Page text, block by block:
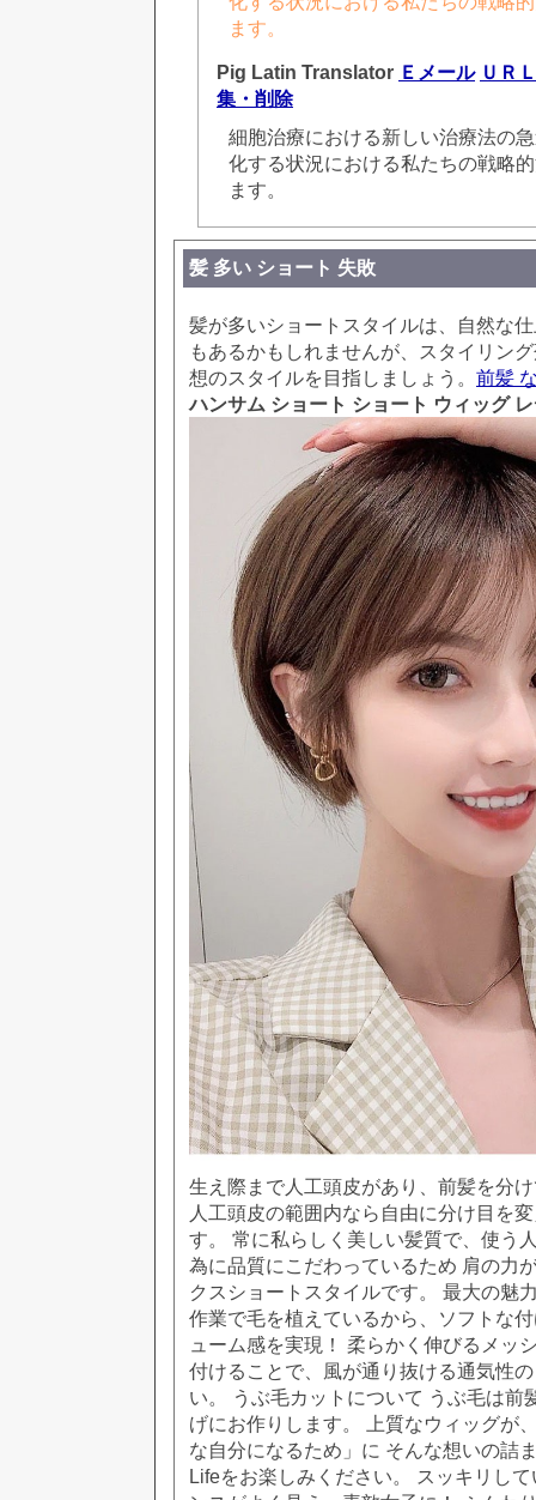
ます。
Pig Latin Translator Ｅメール ＵＲＬ
集・削除
細胞治療における新しい治療法の
化する状況における私たちの戦略
ます。
髪 多い ショート 失敗
髪が多いショートスタイルは、自然な
もあるかもしれませんが、スタイリン
想のスタイルを目指しましょう。 前髪
ハンサム ショート ショート ウィッグ
生え際まで人工頭皮があり、前髪を分
人工頭皮の範囲内なら自由に分け目を
す。 常に私らしく美しい髪質で、使う
為に品質にこだわっているため 肩の力
クスショートスタイルです。 最大の魅
作業で毛を植えているから、ソフトな
ューム感を実現！ 柔らかく伸びるメッ
付けることで、風が通り抜ける通気性
い。 うぶ毛カットについて うぶ毛は前
げにお作りします。 上質なウィッグが
な自分になるため」に そんな想いの詰
Lifeをお楽しみください。 スッキリし